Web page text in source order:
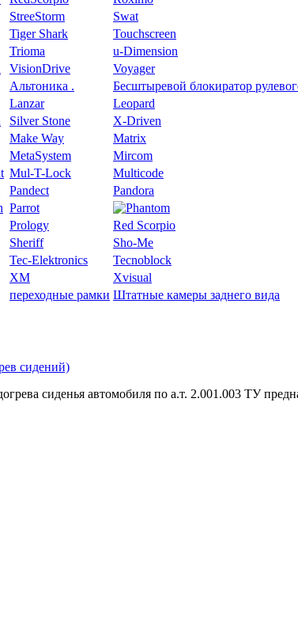
StreeStorm Swat
Tiger Shark Touchscreen
Trioma u-Dimension
VisionDrive Voyager
Альтоника . Беcштыревой блокиратор
Lanzar Leopard
Silver Stone X-Driven
Make Way Matrix
MetaSystem Mircom
Mul-T-Lock Multicode
Pandect Pandora
Parrot
Prology Red Scorpio
Sheriff Sho-Me
Tec-Elektronics
Tecnoblock
XM Xvisual
переходные рамки Штатные камеры заднего вида
сидений)
сиденья автомобиля по а.т. 2.001.003 ТУ